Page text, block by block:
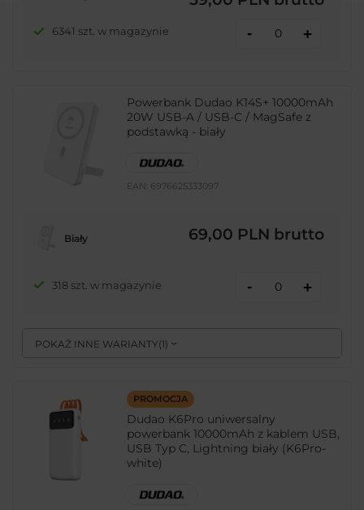
6341 szt. w magazynie - +
Powerbank Dudao K14S+ 10000mAh
20W USB-A / USB-C / MagSafe z
podstawką - biały
EAN: 6976625333097
POKAŻ INNE WARIANTY( 1)
Biały 69,00 PLN brutto
318 szt. w magazynie - +
PROMOCJA
Dudao K6Pro uniwersalny
powerbank 10000mAh z kablem USB,
USB Typ C, Lightning biały (K6Pro-
white)